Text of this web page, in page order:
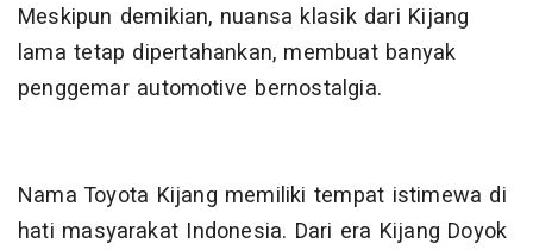
Meskipun demikian, nuansa klasik dari Kijang
lama tetap dipertahankan, membuat banyak
penggemar automotive bernostalgia.
Nama Toyota Kijang memiliki tempat istimewa di
hati masyarakat Indonesia. Dari era Kijang Doyok